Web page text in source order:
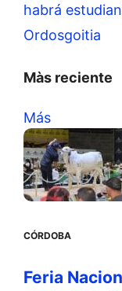
habrá
Ordosgoitia
Màs reciente
Más
CÓRDOBA
Feria